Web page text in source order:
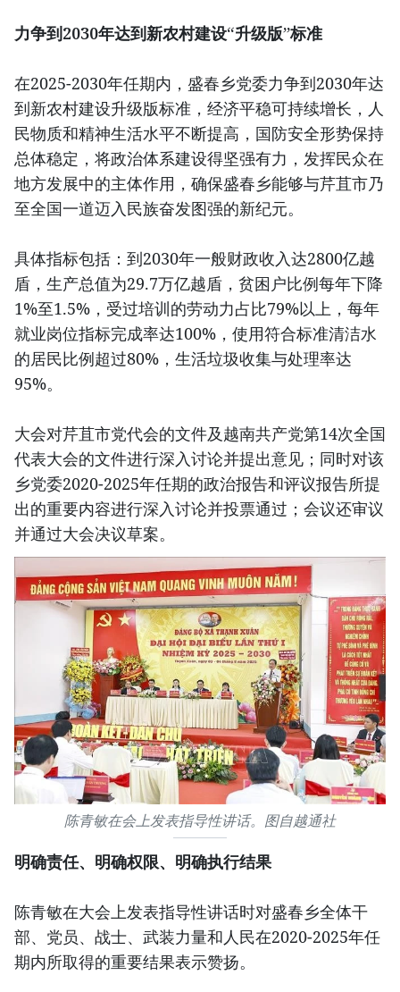
力争到2030年达到新农村建设“升级版”标准
在2025-2030年任期内，盛春乡党委力争到2030年达
到新农村建设升级版标准，经济平稳可持续增长，人
民物质和精神生活水平不断提高，国防安全形势保持
总体稳定，将政治体系建设得坚强有力，发挥民众在
地方发展中的主体作用，确保盛春乡能够与芹苴市乃
至全国一道迈入民族奋发图强的新纪元。
具体指标包括：到2030年一般财政收入达2800亿越
盾，生产总值为29.7万亿越盾，贫困户比例每年下降
1%至1.5%，受过培训的劳动力占比79%以上，每年
就业岗位指标完成率达100%，使用符合标准清洁水
的居民比例超过80%，生活垃圾收集与处理率达
95%。
大会对芹苴市党代会的文件及越南共产党第14次全国
代表大会的文件进行深入讨论并提出意见；同时对该
乡党委2020-2025年任期的政治报告和评议报告所提
出的重要内容进行深入讨论并投票通过；会议还审议
并通过大会决议草案。
陈青敏在会上发表指导性讲话。图自越通社
明确责任、明确权限、明确执行结果
陈青敏在大会上发表指导性讲话时对盛春乡全体干
部、党员、战士、武装力量和人民在2020-2025年任
期内所取得的重要结果表示赞扬。